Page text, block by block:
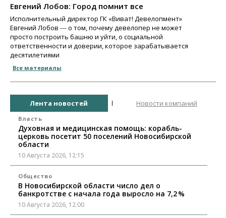
Евгений Лобов: Город помнит все
Исполнительный директор ГК «Виват! Девелопмент»
Евгений Лобов ― о том, почему девелопер не может
просто построить башню и уйти, о социальной
ответственности и доверии, которое зарабатывается
десятилетиями
Все материалы
Лента новостей Новости компаний
Власть
Духовная и медицинская помощь: корабль-
церковь посетит 50 поселений Новосибирской
области
10 Августа 2026, 12:15
Общество
В Новосибирской области число дел о
банкротстве с начала года выросло на 7,2 %
10 Августа 2026, 12:00